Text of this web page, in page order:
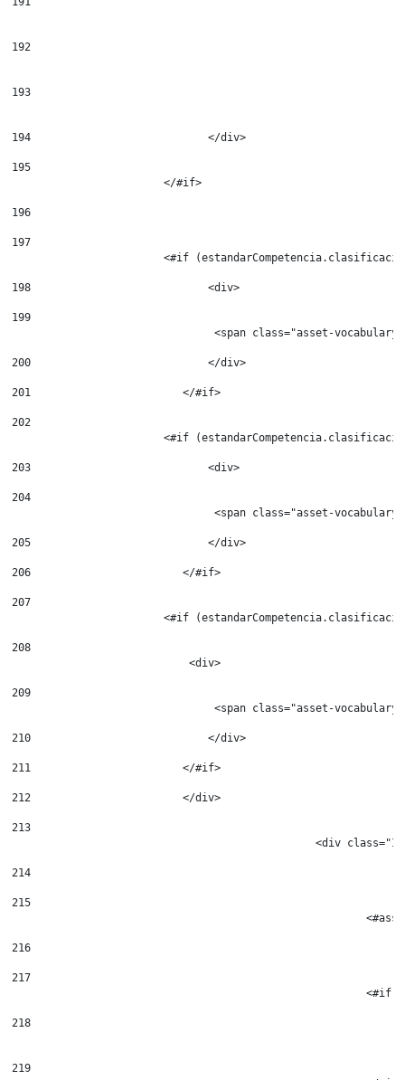
192
193
194
                            </div>
195
196
197
<#if
198
                            <div>
199
<span class="asset-
200
                            </div>
201
                        </#if>
202
<#if
203
                            <div>
204
<span class="asset-
205
                            </div>
206
                        </#if>
207
208
209
<span class="asset-
210
                            </div>
211
                        </#if>
212
                        </div>
213
<div
214
215
216
217
218
219